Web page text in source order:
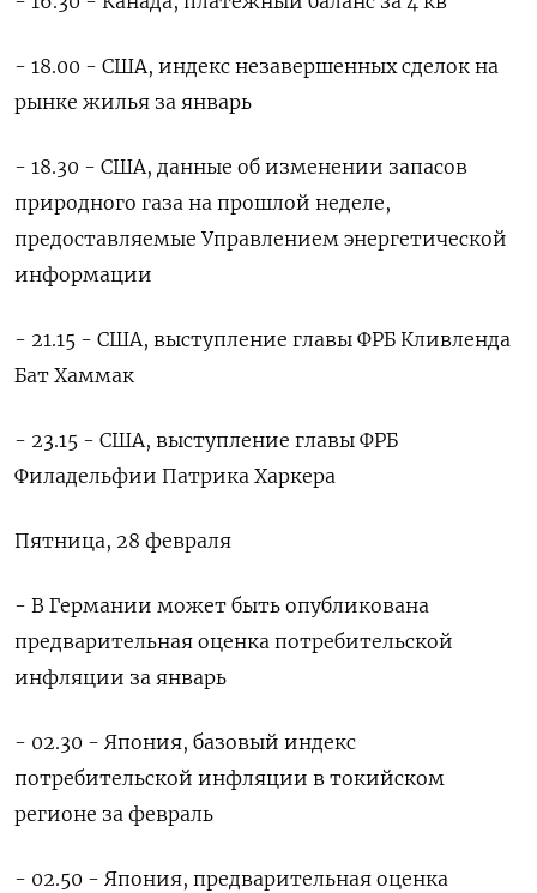
- 18.00 - США, индекс незавершенных сделок на
рынке жилья за январь
- 18.30 - США, данные об изменении запасов
природного газа на прошлой неделе,
предоставляемые Управлением энергетической
информации
- 21.15 - США, выступление главы ФРБ Кливленда
Бат Хаммак
- 23.15 - США, выступление главы ФРБ
Филадельфии Патрика Харкера
Пятница, 28 февраля
- В Германии может быть опубликована
предварительная оценка потребительской
инфляции за январь
- 02.30 - Япония, базовый индекс
потребительской инфляции в токийском
регионе за февраль
- 02.50 - Япония, предварительная оценка